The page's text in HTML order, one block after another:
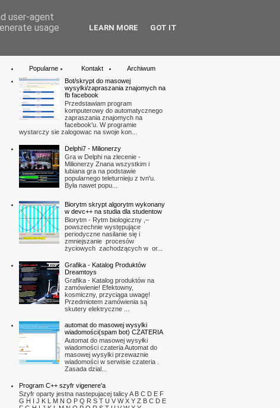
Popularne Kontakt
Archiwum
Bot/skrypt do masowej
wysylki/zapraszania znajomych na
fb facebook
Przedstawiam program
komputerowy do automatycznego
zapraszania znajomych na
facebook'u. W programie
wystarczy sie zalogowac na swoje kon...
Delphi7 - Milionerzy
Gra w Delphi na zlecenie -
Milionerzy Znana wszystkim i
lubiana gra na podstawie
popularnego teleturnieju z tvn'u.
Była nawet popu...
Biorytm skrypt algorytm wykonany
w devc++ na studia dla studentow
Biorytm - Rytm biologiczny ,–
powszechnie występujące
periodyczne nasilanie się i
zmniejszanie procesów
życiowych zachodzących w or...
Grafika - Katalog Produktów
Dreamtoys
Grafika - Katalog produktów na
zamówienie! Efektowny,
kosmiczny, przyciąga uwagę!
Przedmiotem zamówienia są
skutery elektryczne ...
automat do masowej wysylki
wiadomości(spam bot) CZATERIA
Automat do masowej wysyłki
wiadomości czateria Automat do
masowej wysylki przewaznie
wiadomości w serwisie czateria .
Zasada dzial...
Program C++ szyfr vigenere'a
Szyfr oparty jestna nastepujacej talicy A B C D E F
G H I J K L M N O P Q R S T U V W X Y Z B C D E
user-agent
usage
LEARN MORE GOT IT